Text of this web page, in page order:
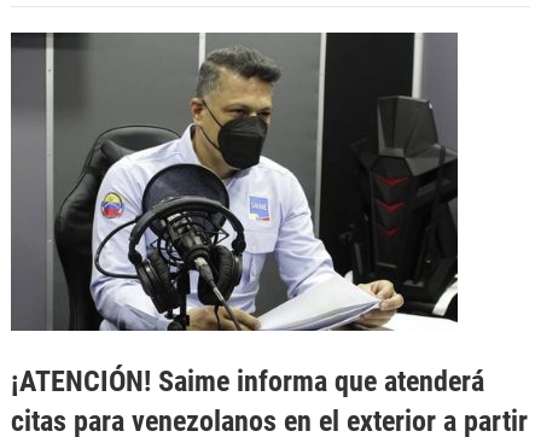
¡ATENCIÓN! Saime informa que atenderá
citas para venezolanos en el exterior a partir